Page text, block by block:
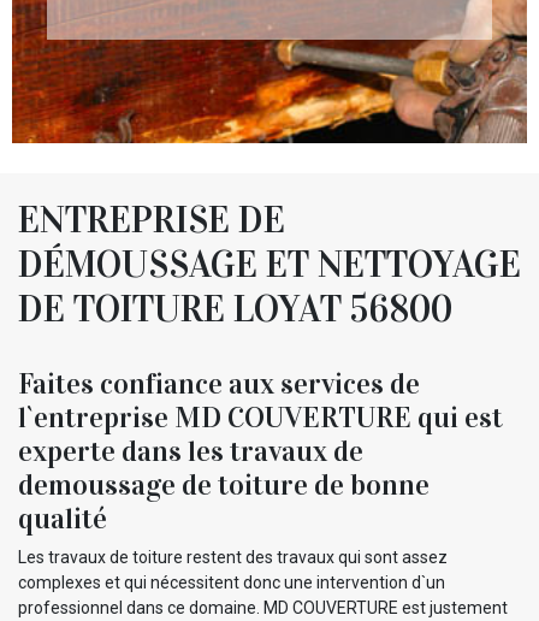
ENTREPRISE DE
DÉMOUSSAGE ET NETTOYAGE
DE TOITURE LOYAT 56800
Faites confiance aux services de
l`entreprise MD COUVERTURE qui est
experte dans les travaux de
demoussage de toiture de bonne
qualité
Les travaux de toiture restent des travaux qui sont assez
complexes et qui nécessitent donc une intervention d`un
professionnel dans ce domaine. MD COUVERTURE est justement